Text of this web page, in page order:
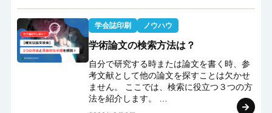
学会誌印刷 ノウハウ
学術論文の検索方法は？
自分で研究する時または論文を書く時、参
考文献として他の論文を探すことは欠かせ
ません。 ここでは、検索に役立つ３つの方
法を紹介します。 …